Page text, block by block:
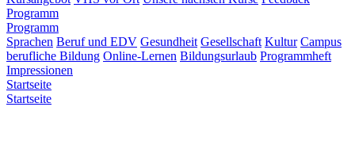
Programm
Programm
Sprachen Beruf und EDV Gesundheit Gesellschaft Kultur Campus
berufliche Bildung Online-Lernen Bildungsurlaub Programmheft
Impressionen
Startseite
Startseite